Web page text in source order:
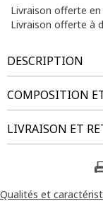
Livraison offerte en
Livraison offerte à
DESCRIPTION
Short en jean
Taille élastiquée.
décoratifs avec
Surpiqures à la
Notre
COMPOSITION
Tissu principal :
Composition et
LIVRAISON ET
NOS MODES
Livraison Magasin
Qualités et